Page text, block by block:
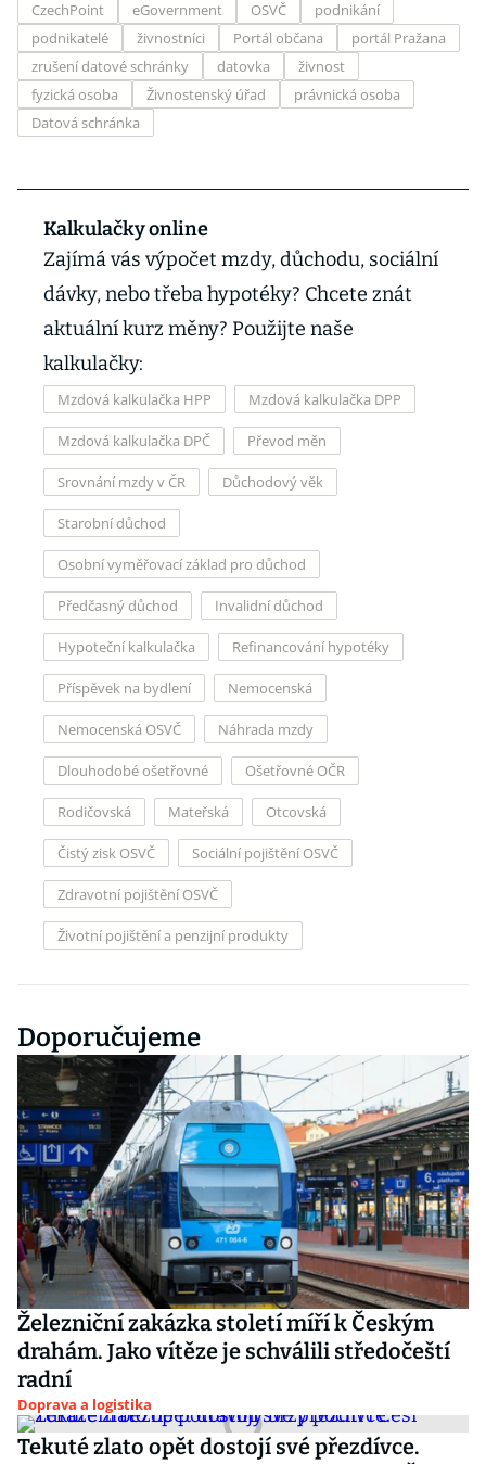
CzechPoint eGovernment OSVČ
podnikání
podnikatelé
živnostníci Portál občana
portál Pražana
zrušení datové schránky
datovka
živnost
fyzická osoba
Živnostenský úřad
právnická osoba
Datová schránka
Kalkulačky online
Zajímá vás výpočet mzdy, důchodu, sociální
dávky, nebo třeba hypotéky? Chcete znát
aktuální kurz měny? Použijte naše
kalkulačky:
Mzdová kalkulačka HPP Mzdová kalkulačka DPP
Mzdová kalkulačka DPČ Převod měn
Srovnání mzdy v ČR Důchodový věk
Starobní důchod
Osobní vyměřovací základ pro důchod
Předčasný důchod Invalidní důchod
Hypoteční kalkulačka Refinancování hypotéky
Příspěvek na bydlení Nemocenská
Nemocenská OSVČ Náhrada mzdy
Dlouhodobé ošetřovné Ošetřovné OČR
Rodičovská Mateřská Otcovská
Čistý zisk OSVČ Sociální pojištění OSVČ
Zdravotní pojištění OSVČ
Životní pojištění a penzijní produkty
Doporučujeme
Železniční zakázka století míří k Českým
drahám. Jako vítěze je schválili středočeští
radní
Doprava a logistika
Tekuté zlato opět dostojí své přezdívce.